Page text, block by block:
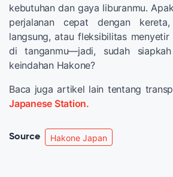
kebutuhan dan gaya liburanmu.
perjalanan cepat dengan
langsung, atau fleksibilitas menyetir
di tanganmu—jadi, sudah
keindahan Hakone?
Baca juga artikel lain tentang
Japanese Station.
Source Hakone Japan